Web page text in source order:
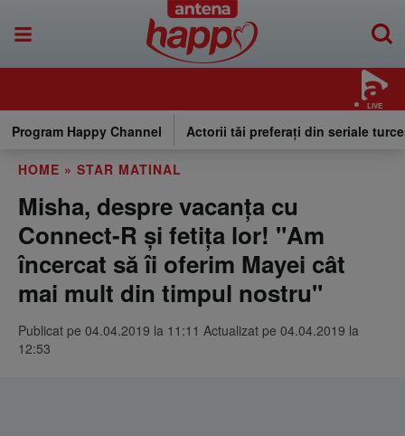
LIVE
Program Happy Channel Actorii tăi preferați din seriale
HOME » STAR MATINAL
Misha, despre vacanţa cu
Connect-R şi fetiţa lor! "Am
încercat să îi oferim Mayei cât
mai mult din timpul nostru"
Publicat pe 04.04.2019 la 11:11 Actualizat pe 04.04.2019 la
12:53